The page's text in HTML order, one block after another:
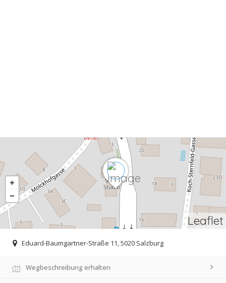
Leaflet
Eduard-Baumgartner-Straße 11, 5020 Salzburg
Wegbeschreibung erhalten